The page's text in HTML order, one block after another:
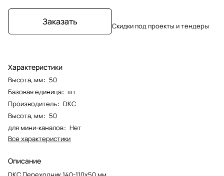
Заказать
Характеристики
Высота, мм: 50
Базовая единица: шт
Производитель: DKC
Высота, мм: 50
для мини-каналов: Нет
Все характеристики
Описание
Скидки под проекты и тендеры